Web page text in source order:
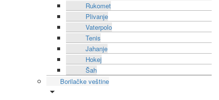
Rukomet
Plivanje
Vaterpolo
Tenis
Jahanje
Hokej
Šah
Borilačke veštine